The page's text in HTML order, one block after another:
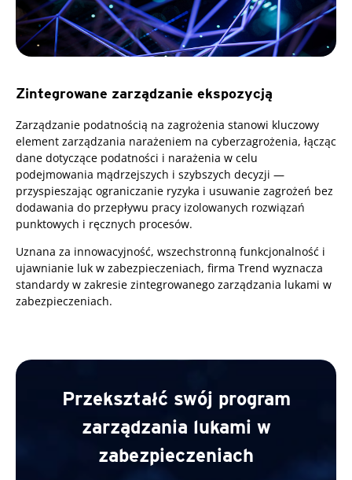
Zintegrowane zarządzanie ekspozycją
Zarządzanie podatnością na zagrożenia stanowi kluczowy
element zarządzania narażeniem na cyberzagrożenia, łącząc
dane dotyczące podatności i narażenia w celu
podejmowania mądrzejszych i szybszych decyzji —
przyspieszając ograniczanie ryzyka i usuwanie zagrożeń bez
dodawania do przepływu pracy izolowanych rozwiązań
punktowych i ręcznych procesów.
Uznana za innowacyjność, wszechstronną funkcjonalność i
ujawnianie luk w zabezpieczeniach, firma Trend wyznacza
standardy w zakresie zintegrowanego zarządzania lukami w
zabezpieczeniach.
Przekształć swój program
zarządzania lukami w
zabezpieczeniach